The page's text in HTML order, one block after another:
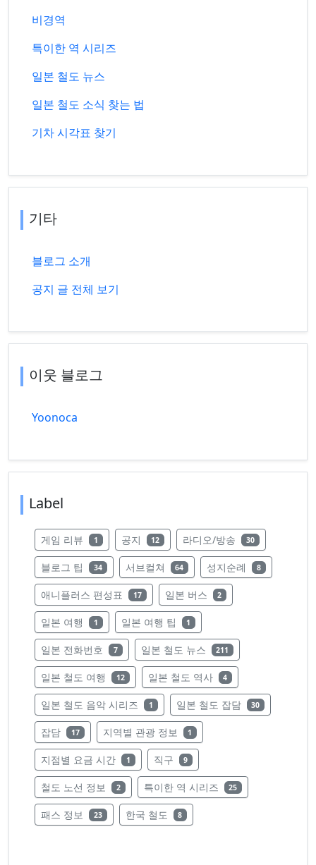
비경역
특이한 역 시리즈
일본 철도 뉴스
일본 철도 소식 찾는 법
기차 시각표 찾기
기타
블로그 소개
공지 글 전체 보기
이웃 블로그
Yoonoca
Label
게임 리뷰 레이블의 글 수
1 공지 레이블의 글 수
12 라디오/방송 레이블의 글 수
30
블로그 팁 레이블의 글 수
34 서브컬쳐 레이블의 글 수
64 성지순례 레이블의 글 수
8
애니플러스 편성표 레이블의 글 수
17 일본 버스 레이블의 글 수
2
일본 여행 레이블의 글 수
1 일본 여행 팁 레이블의 글 수
1
일본 전화번호 레이블의 글 수
7 일본 철도 뉴스 레이블의 글 수
211
일본 철도 여행 레이블의 글 수
12 일본 철도 역사 레이블의 글 수
4
일본 철도 음악 시리즈 레이블의 글 수
1 일본 철도 잡담 레이블의 글 수
30
잡담 레이블의 글 수
17 지역별 관광 정보 레이블의 글 수
1
지점별 요금 시간 레이블의 글 수
1 직구 레이블의 글 수
9
철도 노선 정보 레이블의 글 수
2 특이한 역 시리즈 레이블의 글 수
25
패스 정보 레이블의 글 수
23 한국 철도 레이블의 글 수
8